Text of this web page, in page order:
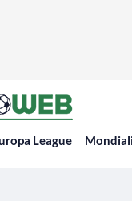
League